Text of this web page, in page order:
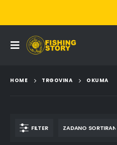
HOME TRGOVINA OKUMA
FILTER